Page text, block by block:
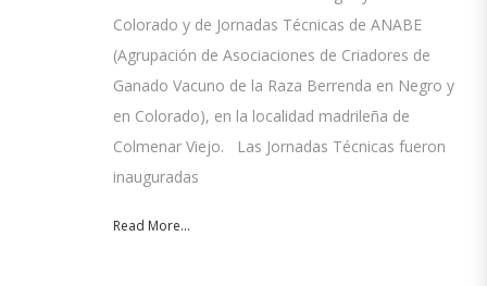
Colorado y de Jornadas Técnicas de ANABE
(Agrupación de Asociaciones de Criadores de
Ganado Vacuno de la Raza Berrenda en Negro y
en Colorado), en la localidad madrileña de
Colmenar Viejo. Las Jornadas Técnicas fueron
inauguradas
Read More...